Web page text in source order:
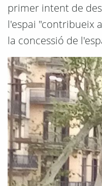
primer intent de
l'espai "contribueix
la concessió de